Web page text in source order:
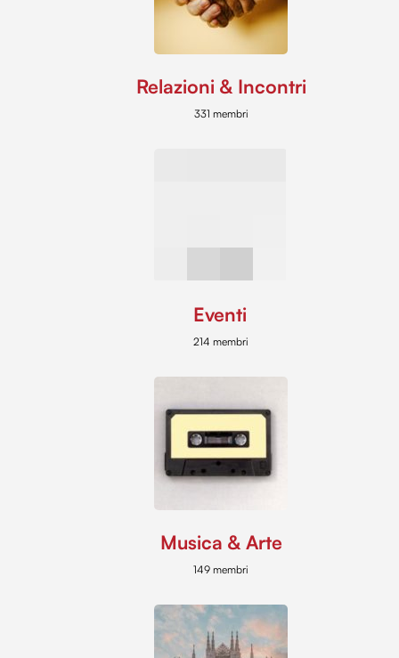
Relazioni & Incontri
331 membri
Eventi
214 membri
Musica & Arte
149 membri